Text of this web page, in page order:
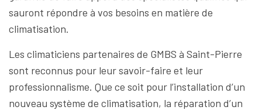
sauront répondre à vos besoins en matière de
climatisation.
Les climaticiens partenaires de GMBS à Saint-Pierre
sont reconnus pour leur savoir-faire et leur
professionnalisme. Que ce soit pour l’installation d’un
nouveau système de climatisation, la réparation d’un